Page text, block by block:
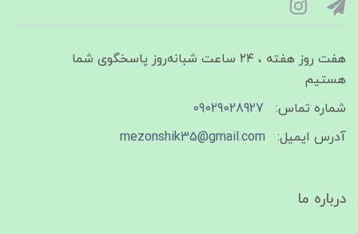
هفت روز هفته ، ۲۴ ساعت شبانه‌روز پاسخگوی شما
هستیم
شماره تماس:
09029028927
آدرس ایمیل:
mezonshik35@gmail.com
درباره ما